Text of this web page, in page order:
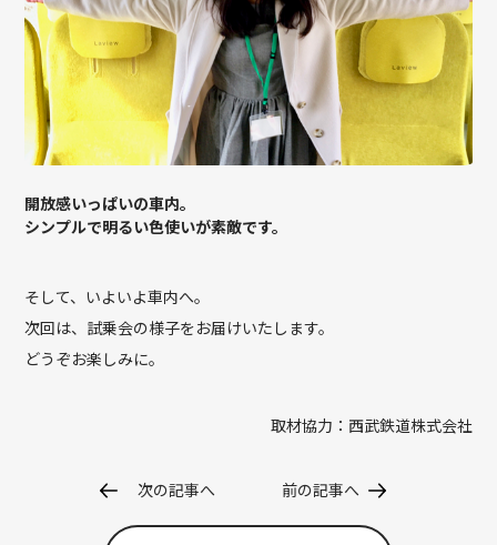
開放感いっぱいの車内。
シンプルで明るい色使いが素敵です。
そして、いよいよ車内へ。
次回は、試乗会の様子をお届けいたします。
どうぞお楽しみに。
取材協力：西武鉄道株式会社
次の記事へ 前の記事へ